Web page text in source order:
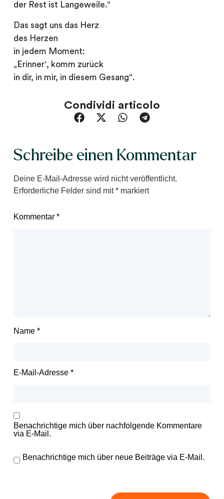
der Rest ist Langeweile.“
Das sagt uns das Herz
des Herzen
in jedem Moment:
„Erinner‘, komm zurück
in dir, in mir, in diesem Gesang“.
Condividi articolo
Schreibe einen Kommentar
Deine E-Mail-Adresse wird nicht veröffentlicht.
Erforderliche Felder sind mit*markiert
Kommentar *
Name *
E-Mail-Adresse *
Benachrichtige mich über nachfolgende Kommentare
via E-Mail.
Benachrichtige mich über neue Beiträge via E-Mail.